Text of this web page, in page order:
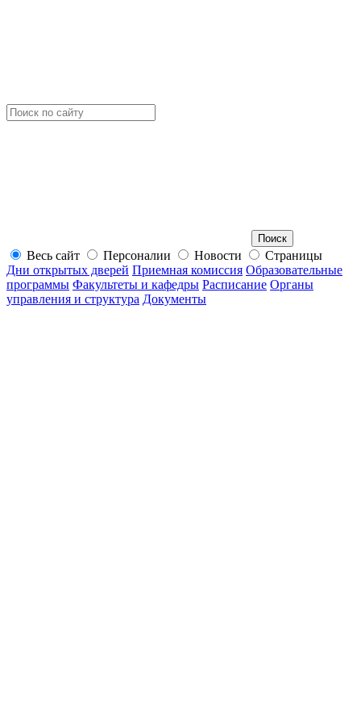
Весь сайт Персоналии Новости
Страницы
Дни открытых дверей Приемная комиссия Образовательные
программы Факультеты и кафедры Расписание Органы
управления и структура Документы